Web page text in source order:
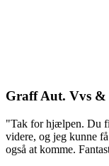
Graff Aut. Vvs &
"Tak for hjælpen. Du
videre, og jeg kunne
også at komme.